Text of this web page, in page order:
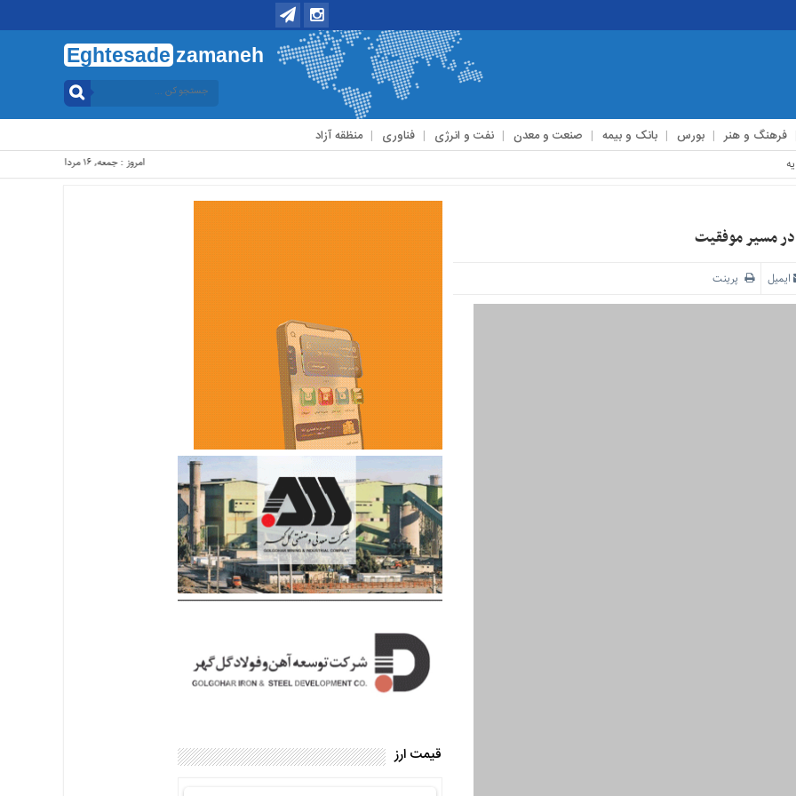
Eghtesade zamaneh
فرهنگ و هنر بورس بانک و بیمه صنعت و معدن نفت و انرژی فناوری منظقه آزاد
امروز : جمعه, ۱۶ مرداد , ۱۴۰۵ .::. برابر با : Friday, 7 August , 2026
ایمیل پرینت
قیمت ارز